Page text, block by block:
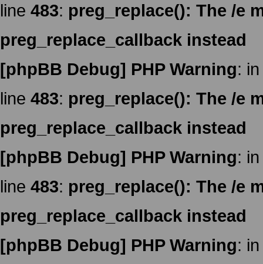
line 483: preg_replace(): The /e
preg_replace_callback instead
[phpBB Debug] PHP Warning:
line 483: preg_replace(): The /e
preg_replace_callback instead
[phpBB Debug] PHP Warning:
line 483: preg_replace(): The /e
preg_replace_callback instead
[phpBB Debug] PHP Warning: